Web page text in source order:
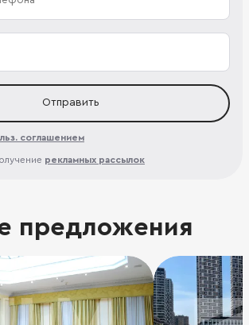
Отправить
соглашением
рекламных рассылок
предложения